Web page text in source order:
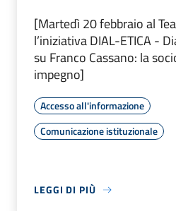
[Martedì 20 febbraio al
l’iniziativa DIAL-ETICA -
su Franco Cassano: la
impegno]
Accesso all'informazione
Comunicazione istituzionale
LEGGI DI PIÙ